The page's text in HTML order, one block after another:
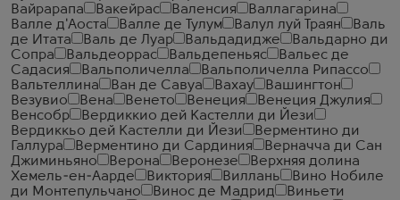
Вайрарапа
Вакейрас Валенсия
Валлагарина
Валле д'Аоста
Валле де Тулум Валул луй Траян
Валь
де Итата
Валь де Луар Вальдадидже
Вальдарно ди
Сопра
Вальдеоррас Вальдепеньяс
Вальес де
Садасия
Вальполичелла
Вальполичелла Рипассо
Вальтеллина
Ван де Савуа Вахау
Вашингтон
Везувио
Вена Венето Венеция
Венеция Джулия
Венсобр
Вердиккио дей Кастелли ди Йези
Вердиккьо дей Кастелли ди Йези
Верментино ди
Галлура
Верментино ди Сардиния
Верначча ди Сан
Джиминьяно
Верона Веронезе
Верхняя долина
Хемель-ен-Аарде
Виктория Виллань
Вино Нобиле
ди Монтепульчано
Винос де Мадрид
Виньети